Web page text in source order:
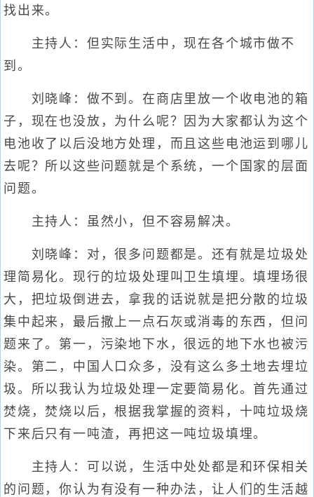
找出来。
主持人：但实际生活中，现在各个城市做不
到。
刘晓峰：做不到。在商店里放一个收电池的箱
子，现在也没放，为什么呢？因为大家都认为这个
电池收了以后没地方处理，而且这些电池运到哪儿
去呢？所以这些问题就是个系统，一个国家的层面
问题。
主持人：虽然小，但不容易解决。
刘晓峰：对，很多问题都是。还有就是垃圾处
理简易化。现行的垃圾处理叫卫生填埋。填埋场很
大，把垃圾倒进去，拿我的话说就是把分散的垃圾
集中起来，最后撒上一点石灰或消毒的东西，但问
题来了。第一，污染地下水，很远的地下水也被污
染。第二，中国人口众多，没有这么多土地去埋垃
圾。所以我认为垃圾处理一定要简易化。首先通过
焚烧，焚烧以后，根据我掌握的资料，十吨垃圾烧
下来后只有一吨渣，再把这一吨垃圾填埋。
主持人：可以说，生活中处处都是和环保相关
的问题，你认为有没有一种办法，让人们的生活越